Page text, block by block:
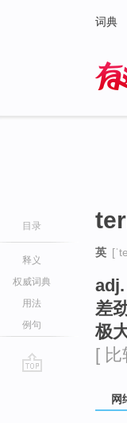
词典
目录
释义
权威词典
用法
例句
英
差
极
[ 比
网